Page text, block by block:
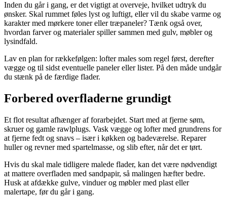
Inden du går i gang, er det vigtigt at overveje, hvilket udtryk du
ønsker. Skal rummet føles lyst og luftigt, eller vil du skabe varme og
karakter med mørkere toner eller træpaneler? Tænk også over,
hvordan farver og materialer spiller sammen med gulv, møbler og
lysindfald.
Lav en plan for rækkefølgen: lofter males som regel først, derefter
vægge og til sidst eventuelle paneler eller lister. På den måde undgår
du stænk på de færdige flader.
Forbered overfladerne grundigt
Et flot resultat afhænger af forarbejdet. Start med at fjerne søm,
skruer og gamle rawlplugs. Vask vægge og lofter med grundrens for
at fjerne fedt og snavs – især i køkken og badeværelse. Reparer
huller og revner med spartelmasse, og slib efter, når det er tørt.
Hvis du skal male tidligere malede flader, kan det være nødvendigt
at mattere overfladen med sandpapir, så malingen hæfter bedre.
Husk at afdække gulve, vinduer og møbler med plast eller
malertape, før du går i gang.